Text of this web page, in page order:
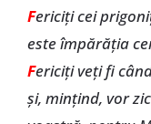
Fericiţi cei
este împărăţia
Fericiţi veți fi
şi, minţind, vor